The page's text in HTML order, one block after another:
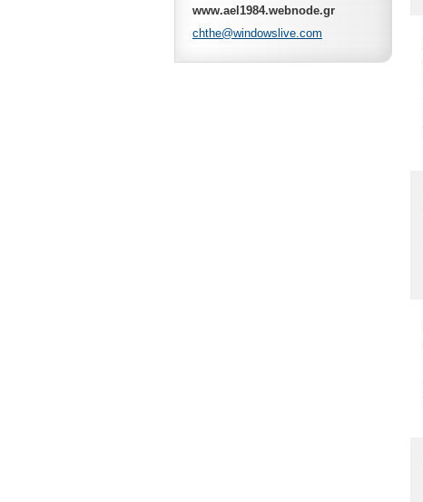
www.ael1984.webnode.gr
chthe@windowslive.com